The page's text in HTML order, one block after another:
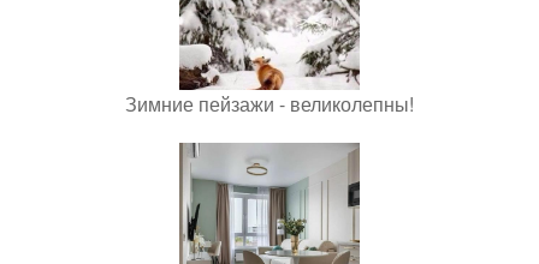
Зимние пейзажи - великолепны!